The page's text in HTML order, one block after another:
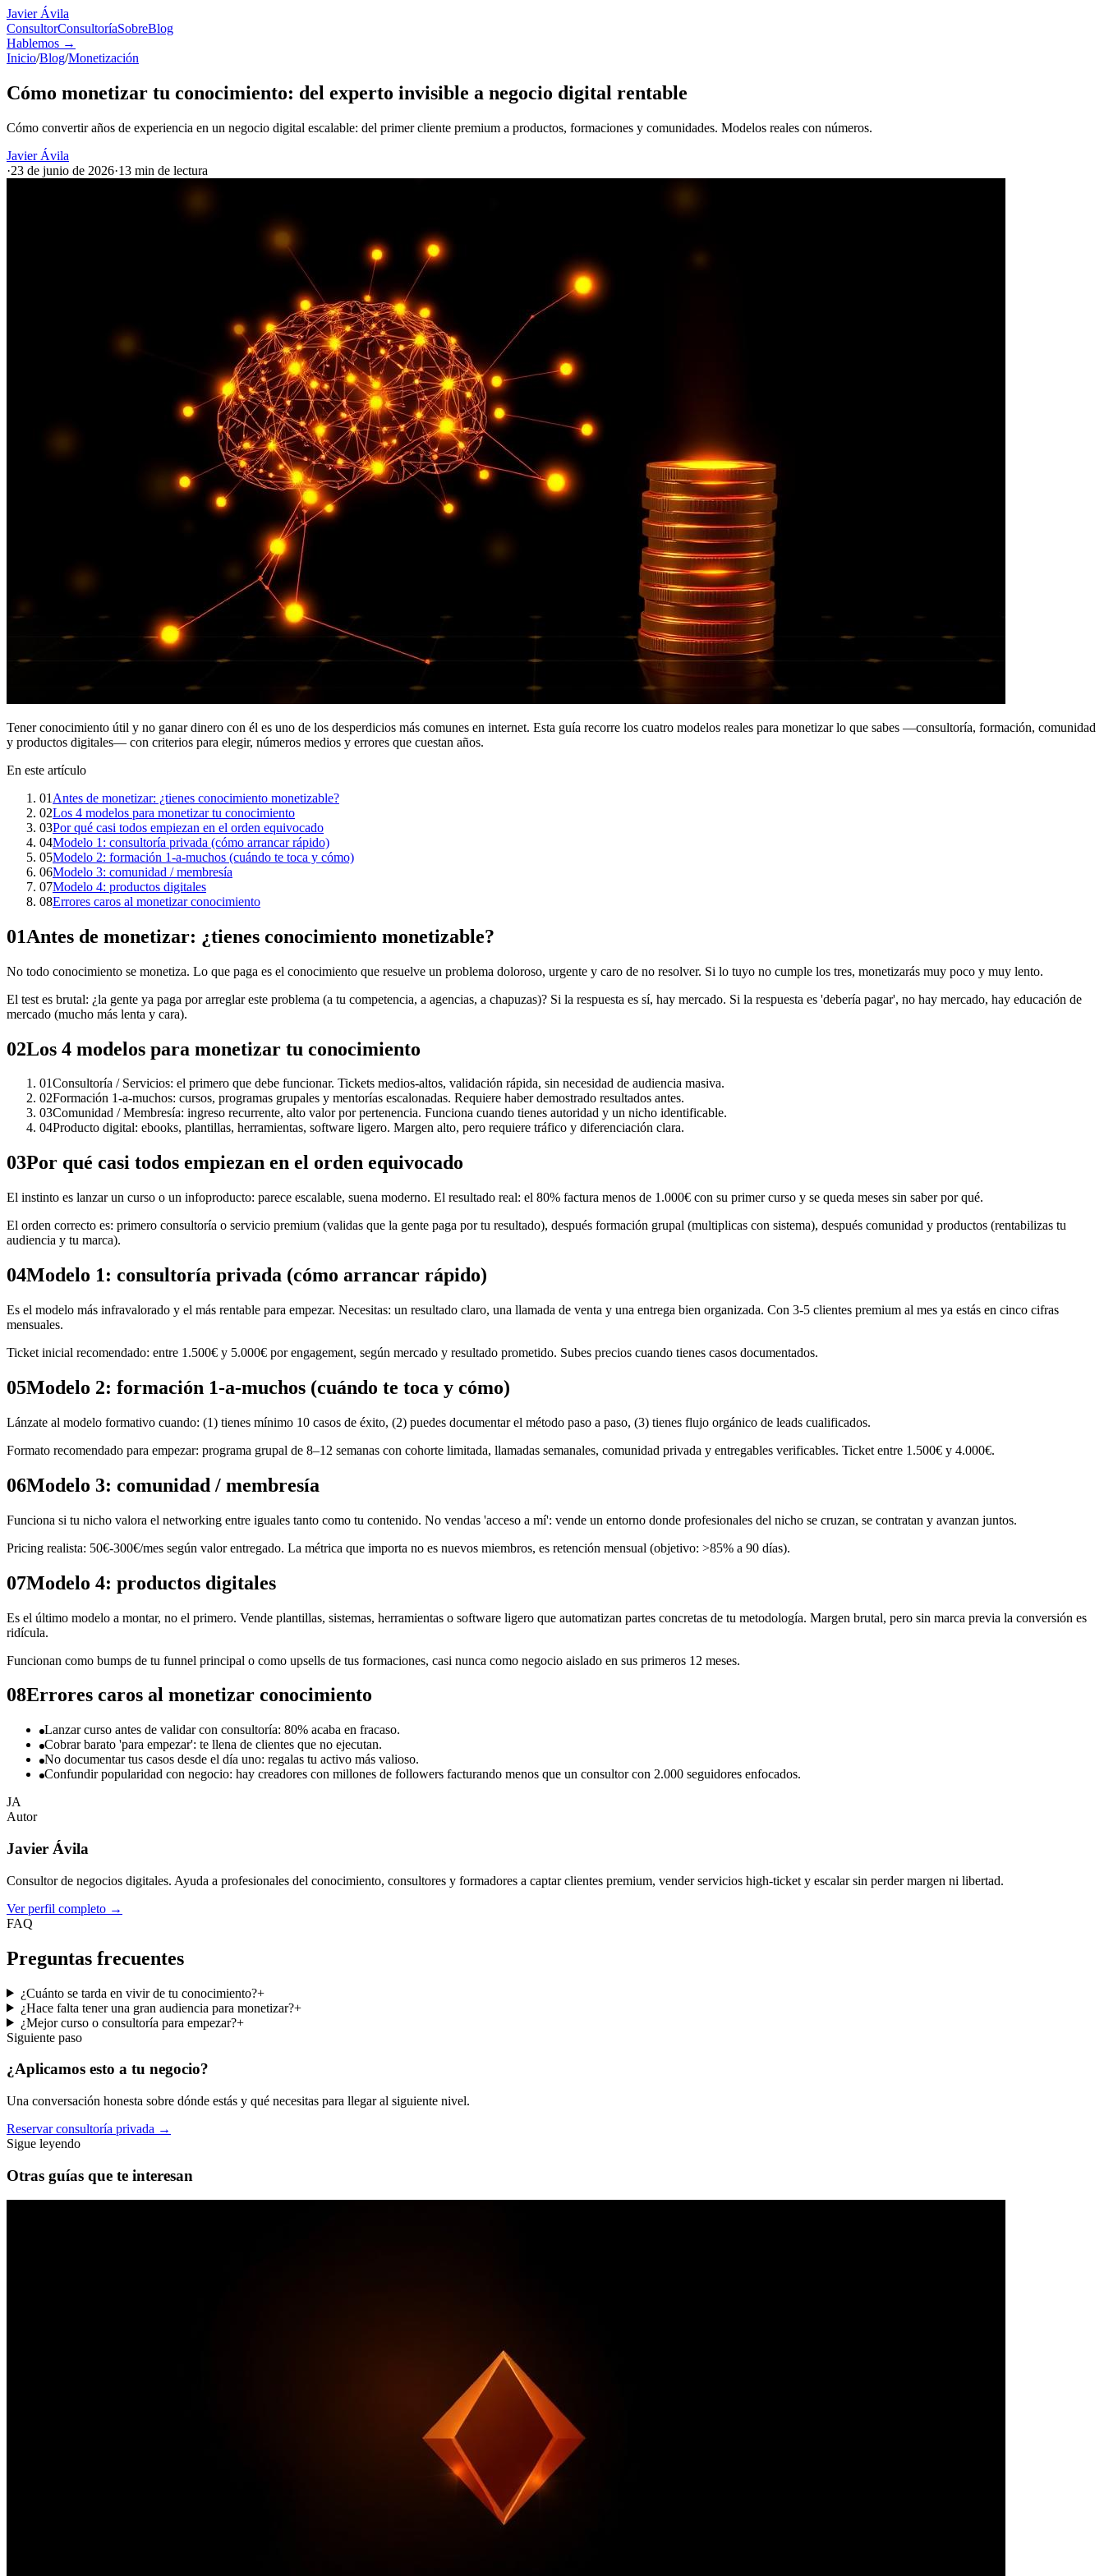
Javier Ávila
ConsultorConsultoríaSobreBlog
Hablemos →
Inicio/Blog/Monetización
Cómo monetizar tu conocimiento: del experto invisible a negocio digital rentable
Cómo convertir años de experiencia en un negocio digital escalable: del primer cliente premium a productos, formaciones y comunidades. Modelos reales con números.
Javier Ávila
·23 de junio de 2026·13 min de lectura
Tener conocimiento útil y no ganar dinero con él es uno de los desperdicios más comunes en internet. Esta guía recorre los cuatro modelos reales para monetizar lo que sabes —consultoría, formación, comunidad
y productos digitales— con criterios para elegir, números medios y errores que cuestan años.
En este artículo
01 Antes de monetizar: ¿tienes conocimiento monetizable?
02Los 4 modelos para monetizar tu conocimiento
03Por qué casi todos empiezan en el orden equivocado
04Modelo 1: consultoría privada (cómo arrancar rápido)
05Modelo 2: formación 1-a-muchos (cuándo te toca y cómo)
06Modelo 3: comunidad / membresía
07Modelo 4: productos digitales
08Errores caros al monetizar conocimiento
01Antes de monetizar: ¿tienes conocimiento monetizable?
No todo conocimiento se monetiza. Lo que paga es el conocimiento que resuelve un problema doloroso, urgente y caro de no resolver. Si lo tuyo no cumple los tres, monetizarás muy poco y muy lento.
El test es brutal: ¿la gente ya paga por arreglar este problema (a tu competencia, a agencias, a chapuzas)? Si la respuesta es sí, hay mercado. Si la respuesta es 'debería pagar', no hay mercado, hay educación de
mercado (mucho más lenta y cara).
02Los 4 modelos para monetizar tu conocimiento
01Consultoría / Servicios: el primero que debe funcionar. Tickets medios-altos, validación rápida, sin necesidad de audiencia masiva.
02Formación 1-a-muchos: cursos, programas grupales y mentorías escalonadas. Requiere haber demostrado resultados antes.
03Comunidad / Membresía: ingreso recurrente, alto valor por pertenencia. Funciona cuando tienes autoridad y un nicho identificable.
04Producto digital: ebooks, plantillas, herramientas, software ligero. Margen alto, pero requiere tráfico y diferenciación clara.
03Por qué casi todos empiezan en el orden equivocado
El instinto es lanzar un curso o un infoproducto: parece escalable, suena moderno. El resultado real: el 80% factura menos de 1.000€ con su primer curso y se queda meses sin saber por qué.
El orden correcto es: primero consultoría o servicio premium (validas que la gente paga por tu resultado), después formación grupal (multiplicas con sistema), después comunidad y productos (rentabilizas tu
audiencia y tu marca).
04Modelo 1: consultoría privada (cómo arrancar rápido)
Es el modelo más infravalorado y el más rentable para empezar. Necesitas: un resultado claro, una llamada de venta y una entrega bien organizada. Con 3-5 clientes premium al mes ya estás en cinco cifras
mensuales.
Ticket inicial recomendado: entre 1.500€ y 5.000€ por engagement, según mercado y resultado prometido. Subes precios cuando tienes casos documentados.
05Modelo 2: formación 1-a-muchos (cuándo te toca y cómo)
Lánzate al modelo formativo cuando: (1) tienes mínimo 10 casos de éxito, (2) puedes documentar el método paso a paso, (3) tienes flujo orgánico de leads cualificados.
Formato recomendado para empezar: programa grupal de 8–12 semanas con cohorte limitada, llamadas semanales, comunidad privada y entregables verificables. Ticket entre 1.500€ y 4.000€.
06Modelo 3: comunidad / membresía
Funciona si tu nicho valora el networking entre iguales tanto como tu contenido. No vendas 'acceso a mí': vende un entorno donde profesionales del nicho se cruzan, se contratan y avanzan juntos.
Pricing realista: 50€-300€/mes según valor entregado. La métrica que importa no es nuevos miembros, es retención mensual (objetivo: >85% a 90 días).
07Modelo 4: productos digitales
Es el último modelo a montar, no el primero. Vende plantillas, sistemas, herramientas o software ligero que automatizan partes concretas de tu metodología. Margen brutal, pero sin marca previa la conversión es
ridícula.
Funcionan como bumps de tu funnel principal o como upsells de tus formaciones, casi nunca como negocio aislado en sus primeros 12 meses.
08Errores caros al monetizar conocimiento
Lanzar curso antes de validar con consultoría: 80% acaba en fracaso.
Cobrar barato 'para empezar': te llena de clientes que no ejecutan.
No documentar tus casos desde el día uno: regalas tu activo más valioso.
Confundir popularidad con negocio: hay creadores con millones de followers facturando menos que un consultor con 2.000 seguidores enfocados.
JA
Autor
Javier Ávila
Consultor de negocios digitales. Ayuda a profesionales del conocimiento, consultores y formadores a captar clientes premium, vender servicios high-ticket y escalar sin perder margen ni libertad.
Ver perfil completo →
FAQ
Preguntas frecuentes
¿Cuánto se tarda en vivir de tu conocimiento?+
¿Hace falta tener una gran audiencia para monetizar?+
¿Mejor curso o consultoría para empezar?+
Siguiente paso
¿Aplicamos esto a tu negocio?
Una conversación honesta sobre dónde estás y qué necesitas para llegar al siguiente nivel.
Reservar consultoría privada →
Sigue leyendo
Otras guías que te interesan